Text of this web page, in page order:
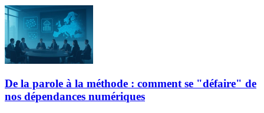
De la parole à la méthode : comment se "défaire" de
nos dépendances numériques